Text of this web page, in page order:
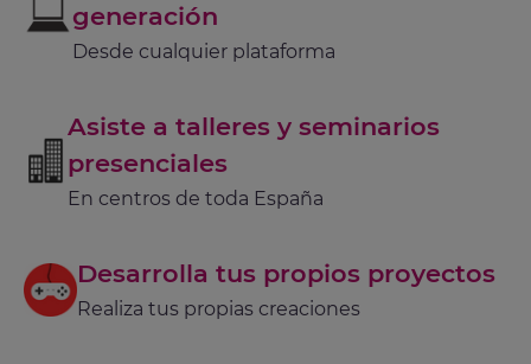
generación
Desde cualquier plataforma
Asiste a talleres y seminarios
presenciales
En centros de toda España
Desarrolla tus propios proyectos
Realiza tus propias creaciones